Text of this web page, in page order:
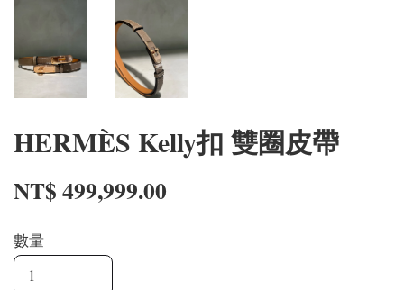
HERMÈS Kelly扣 雙圈皮帶
NT$ 499,999.00
數量